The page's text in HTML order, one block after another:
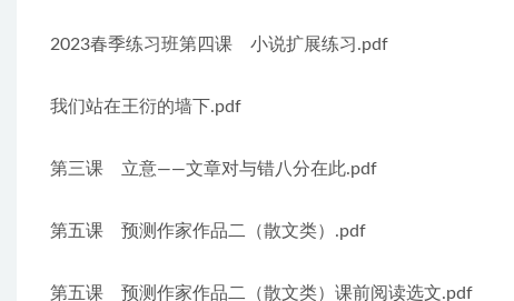
2023春季练习班第四课　小说扩展练习.pdf
我们站在王衍的墙下.pdf
第三课　立意——文章对与错八分在此.pdf
第五课　预测作家作品二（散文类）.pdf
第五课　预测作家作品二（散文类）课前阅读选文.pdf